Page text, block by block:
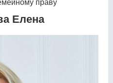
праву
Елена